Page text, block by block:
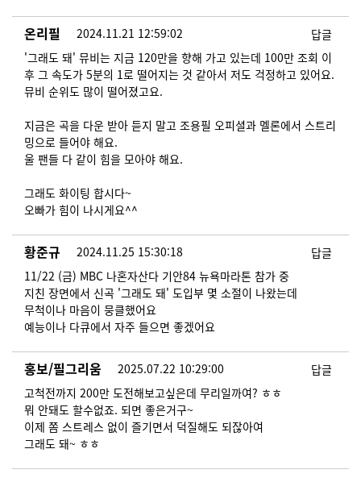
온리필 2024.11.21 12:59:02
답글
'그래도 돼' 뮤비는 지금 120만을 향해 가고 있는데 100만 조회 이
후 그 속도가 5분의 1로 떨어지는 것 같아서 저도 걱정하고 있어요.
뮤비 순위도 많이 떨어졌고요.
지금은 곡을 다운 받아 듣지 말고 조용필 오피셜과 멜론에서 스트리
밍으로 들어야 해요.
울 팬들 다 같이 힘을 모아야 해요.
그래도 화이팅 합시다~
오빠가 힘이 나시게요^^
황준규 2024.11.25 15:30:18
답글
11/22 (금) MBC 나혼자산다 기안84 뉴욕마라톤 참가 중
지친 장면에서 신곡 '그래도 돼' 도입부 몇 소절이 나왔는데
무척이나 마음이 뭉클했어요
예능이나 다큐에서 자주 들으면 좋겠어요
홍보/필그리움 2025.07.22 10:29:00
답글
고척전까지 200만 도전해보고싶은데 무리일까여? ㅎㅎ
뭐 안돼도 할수없죠. 되면 좋은거구~
이제 쫌 스트레스 없이 즐기면서 덕질해도 되잖아여
그래도 돼~ ㅎㅎ